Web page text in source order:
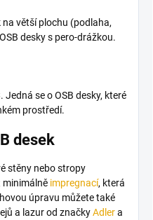
na větší plochu (podlaha,
desky s pero-drážkou.
se o OSB desky, které
prostředí.
desek
stěny nebo stropy
minimálně impregnací, která
úpravu můžete také
a lazur od značkyAdlera